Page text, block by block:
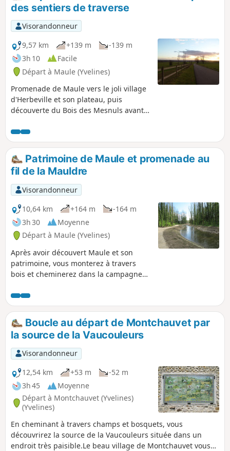
des sentiers de traverse
Visorandonneur
9,57 km
+139 m
-139 m
3h 10
Facile
Départ à Maule (Yvelines)
Promenade de Maule vers le joli village
d'Herbeville et son plateau, puis
découverte du Bois des Mesnuls avant
Patrimoine de Maule et promenade au
fil de la Mauldre
Visorandonneur
10,64 km
+164 m
-164 m
3h 30
Moyenne
Départ à Maule (Yvelines)
Après avoir découvert Maule et son
patrimoine, vous monterez à travers
bois et cheminerez dans la campagne
là, vous longerez la Mauldre et ses
récents méandres jusqu'au départ.
Boucle au départ de Montchauvet par
la source de la Vaucouleurs
Visorandonneur
12,54 km
+53 m
-52 m
3h 45
Moyenne
Départ à Montchauvet (Yvelines)
(Yvelines)
En cheminant à travers champs et bosquets, vous
découvrirez la source de la Vaucouleurs située dans un
endroit très paisible.Le beau village de Montchauvet vous